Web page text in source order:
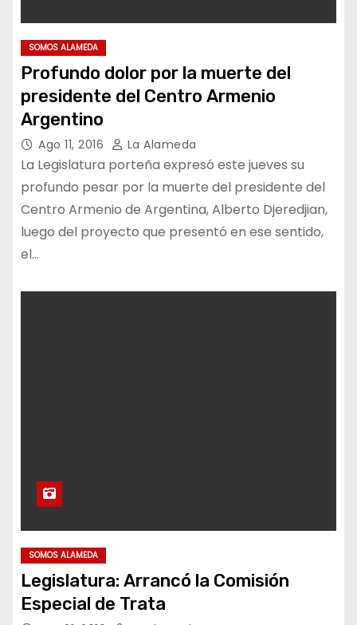
SOMOS ALAMEDA
Profundo dolor por la muerte del
presidente del Centro Armenio
Argentino
Ago 11, 2016 La Alameda
La Legislatura porteña expresó este jueves su
profundo pesar por la muerte del presidente del
Centro Armenio de Argentina, Alberto Djeredjian,
luego del proyecto que presentó en ese sentido,
el…
SOMOS ALAMEDA
Legislatura: Arrancó la Comisión
Especial de Trata